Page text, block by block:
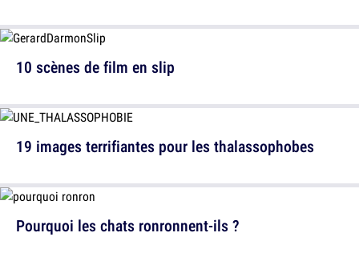
10 scènes de film en slip
Pourquoi les chats ronronnent-ils ?
19 images terrifiantes pour les thalassophobes